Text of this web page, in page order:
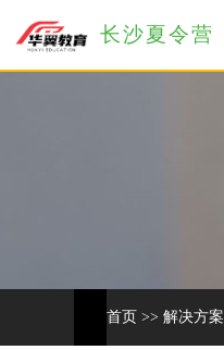
长沙夏令营
首页 >> 解决方案